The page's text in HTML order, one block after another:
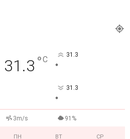
31.3 °C 31.3
°
31.3
°
3m/s 91%
ПН ВТ СР